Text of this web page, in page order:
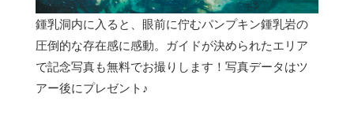
鍾乳洞内に入ると、眼前に佇むパンプキン鍾乳岩の
圧倒的な存在感に感動。ガイドが決められたエリア
で記念写真も無料でお撮りします！写真データはツ
アー後にプレゼント♪